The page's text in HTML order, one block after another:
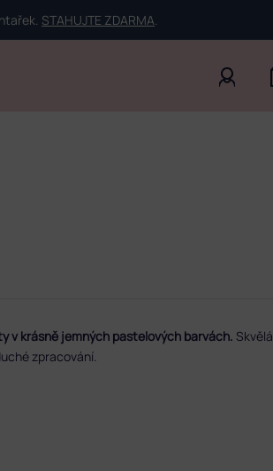
STAHUJTE ZDARMA.
v krásně jemných pastelových barvách. Skvělá
zpracování.